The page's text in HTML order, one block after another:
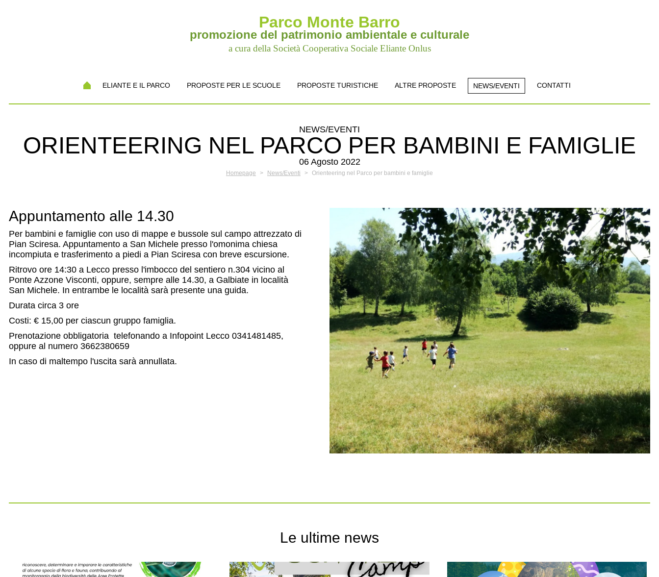
Parco Monte Barro
promozione del patrimonio ambientale e culturale
a cura della Società Cooperativa Sociale Eliante Onlus
ELIANTE E IL PARCO PROPOSTE PER LE SCUOLE PROPOSTE TURISTICHE ALTRE PROPOSTE NEWS/EVENTI CONTATTI
NEWS/EVENTI
ORIENTEERING NEL PARCO PER BAMBINI E FAMIGLIE
06 Agosto 2022
Homepage > News/Eventi > Orienteering nel Parco per bambini e famiglie
Appuntamento alle 14.30
Per bambini e famiglie con uso di mappe e bussole sul campo attrezzato di
Pian Sciresa. Appuntamento a San Michele presso l'omonima chiesa
incompiuta e trasferimento a piedi a Pian Sciresa con breve escursione.
Ritrovo ore 14:30 a Lecco presso l'imbocco del sentiero n.304 vicino al
Ponte Azzone Visconti, oppure, sempre alle 14.30, a Galbiate in località
San Michele. In entrambe le località sarà presente una guida.
Durata circa 3 ore
Costi: € 15,00 per ciascun gruppo famiglia.
Prenotazione obbligatoria telefonando a Infopoint Lecco 0341481485,
oppure al numero 3662380659
In caso di maltempo l'uscita sarà annullata.
Le ultime news